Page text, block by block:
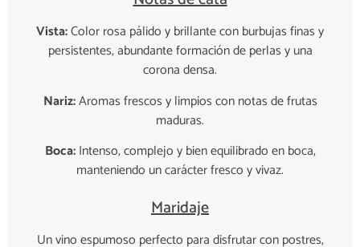
Vista:Color rosa pálido y brillante con burbujas finas y
persistentes, abundante formación de perlas y una
corona densa.
Nariz:Aromas frescos y limpios con notas de frutas
maduras.
Boca:Intenso, complejo y bien equilibrado en boca,
manteniendo un carácter fresco y vivaz.
Maridaje
Un vino espumoso perfecto para disfrutar con postres,